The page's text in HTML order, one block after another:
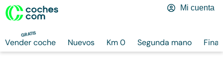
GRATIS
Vender coche Nuevos Km 0 Segunda mano
Mi cuenta